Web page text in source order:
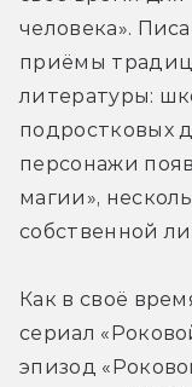
человека».
приёмы
литературы:
подростковых
персонажи
магии»,
собственной
Как в своё
сериал
эпизод